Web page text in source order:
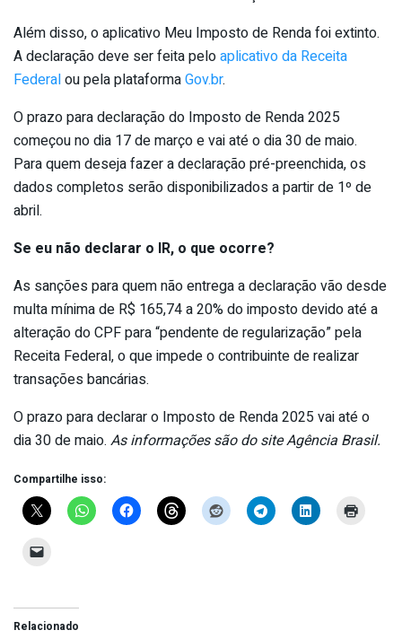
Além disso, o aplicativo Meu Imposto de Renda foi extinto.
A declaração deve ser feita peloaplicativo da Receita
Federalou pela plataformaGov.br.
O prazo para declaração do Imposto de Renda 2025
começou no dia 17 de março e vai até o dia 30 de maio.
Para quem deseja fazer a declaração pré-preenchida, os
dados completos serão disponibilizados a partir de 1º de
abril.
Se eu não declarar o IR, o que ocorre?
As sanções para quem não entrega a declaração vão desde
multa mínima de R$ 165,74 a 20% do imposto devido até a
alteração do CPF para “pendente de regularização” pela
Receita Federal, o que impede o contribuinte de realizar
transações bancárias.
O prazo para declarar o Imposto de Renda 2025 vai até o
dia 30 de maio. As informações são do site Agência Brasil.
Compartilhe isso:
Relacionado